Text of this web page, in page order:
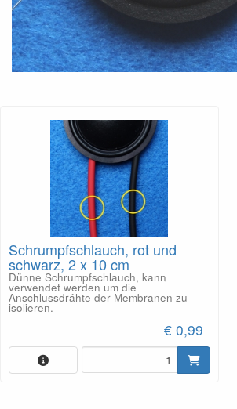
Schrumpfschlauch, rot und
schwarz, 2 x 10 cm
Dünne Schrumpfschlauch, kann
verwendet werden um die
Anschlussdrähte der Membranen zu
isolieren.
€ 0,99